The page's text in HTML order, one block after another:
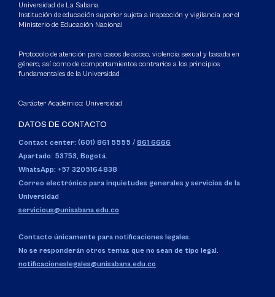
Universidad de La Sabana
Institución de educación superior sujeta a inspección y vigilancia por el
Ministerio de Educación Nacional
Protocolo de atención para casos de acoso, violencia sexual y basada en
género, así como de comportamientos contrarios a los principios
fundamentales de la Universidad
Carácter Académico: Universidad
DATOS DE CONTACTO
Contact center: (601) 861 5555 / 861 6666
Apartado: 53753, Bogotá.
WhatsApp: +57 3205164838
Correo electrónico para inquietudes generales y servicios de la
Universidad
servicious@unisabana.edu.co
Contacto únicamente para notificaciones legales.
No se responderán otros temas que no sean de tipo legal.
notificacioneslegales@unisabana.edu.co